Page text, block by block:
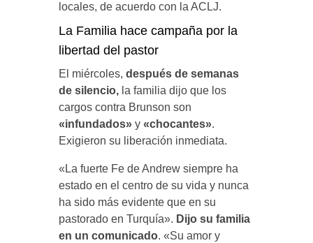
locales, de acuerdo con la ACLJ.
La Familia hace campaña por la
libertad del pastor
El miércoles, después de semanas
de silencio, la familia dijo que los
cargos contra Brunson son
«infundados» y «chocantes».
Exigieron su liberación inmediata.
«La fuerte Fe de Andrew siempre ha
estado en el centro de su vida y nunca
ha sido más evidente que en su
pastorado en Turquía». Dijo su familia
en un comunicado. «Su amor y